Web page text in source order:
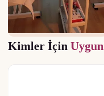
Kimler İçin